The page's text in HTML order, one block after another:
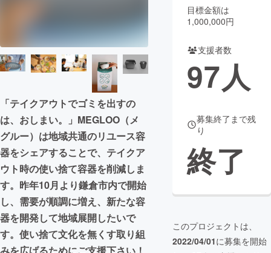
コミュニティ
「テイクアウトでゴミを出すの
は、おしまい。」MEGLOO（メ
グルー）は地域共通のリユース容
器をシェアすることで、テイクア
ウト時の使い捨て容器を削減しま
す。昨年10月より鎌倉市内で開始
し、需要が順調に増え、新たな容
器を開発して地域展開したいで
す。使い捨て文化を無くす取り組
みを広げるためにご支援下さい！
目標金額は
1,000,000円
支援者数
97人
募集終了まで残
り
終了
このプロジェクトは、
2022/04/01に募集を開始